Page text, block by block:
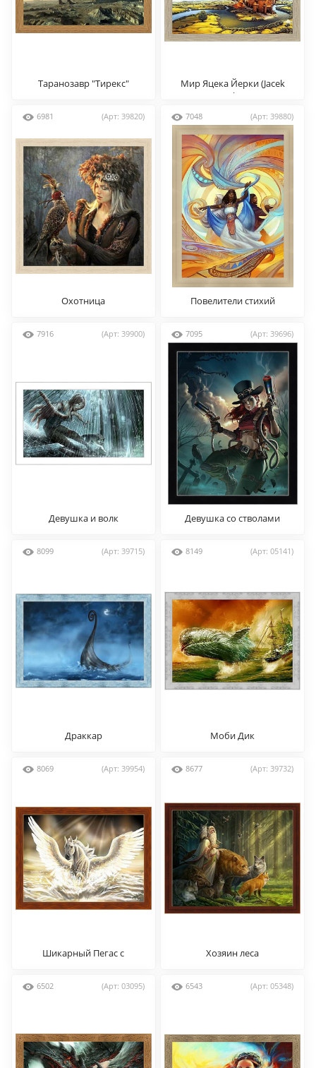
Таранозавр "Тирекс"
Мир Яцека Йерки (Jacek
Yerka)
6981 (Арт: 39820)
Охотница
7048 (Арт: 39880)
Повелители стихий
7916 (Арт: 39900)
Девушка и волк
7095 (Арт: 39696)
Девушка со стволами
8099 (Арт: 39715)
Драккар
8149 (Арт: 05141)
Моби Дик
8069 (Арт: 39954)
Шикарный Пегас с
8677 (Арт: 39732)
Хозяин леса
6502 (Арт: 03095) 6543 (Арт: 05348)